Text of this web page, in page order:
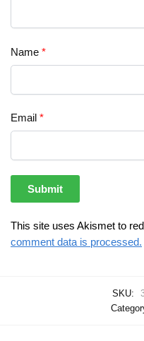
Name *
Email *
This site uses Akismet to
comment data is processed.
SKU: